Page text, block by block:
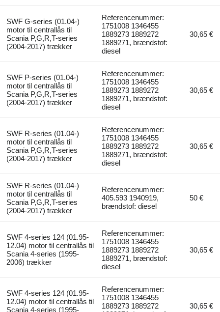
SWF G-series (01.04-)
motor til centrallås til
Scania P,G,R,T-series
(2004-2017) trækker
Referencenummer:
1751008 1346455
1889273 1889272
1889271, brændstof:
diesel
30,65 €
SWF P-series (01.04-)
motor til centrallås til
Scania P,G,R,T-series
(2004-2017) trækker
Referencenummer:
1751008 1346455
1889273 1889272
1889271, brændstof:
diesel
30,65 €
SWF R-series (01.04-)
motor til centrallås til
Scania P,G,R,T-series
(2004-2017) trækker
Referencenummer:
1751008 1346455
1889273 1889272
1889271, brændstof:
diesel
30,65 €
SWF R-series (01.04-)
motor til centrallås til
Scania P,G,R,T-series
(2004-2017) trækker
Referencenummer:
405.593 1940919,
brændstof: diesel
50 €
SWF 4-series 124 (01.95-
12.04) motor til centrallås til
Scania 4-series (1995-
2006) trækker
Referencenummer:
1751008 1346455
1889273 1889272
1889271, brændstof:
diesel
30,65 €
SWF 4-series 124 (01.95-
12.04) motor til centrallås til
Scania 4-series (1995-
Referencenummer:
1751008 1346455
1889273 1889272
30,65 €